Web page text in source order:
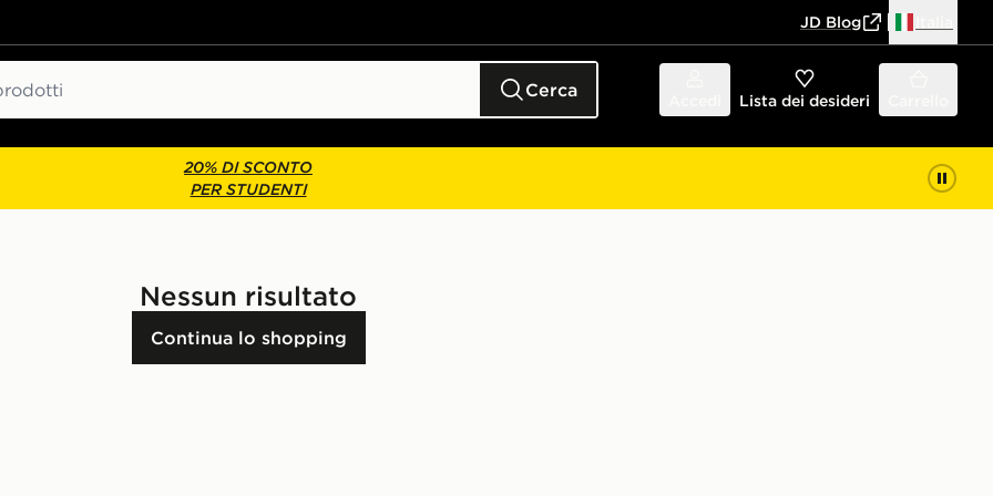
JD Blog
Cerca Lista dei desideri
20% DI SCONTO
PER STUDENTI
Nessun risultato
Continua lo shopping